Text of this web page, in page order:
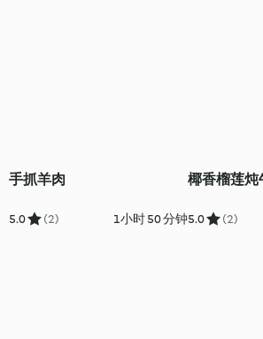
手抓羊肉
5.0 (2) 1小时 50 分钟
椰香榴莲炖
5.0 (2)